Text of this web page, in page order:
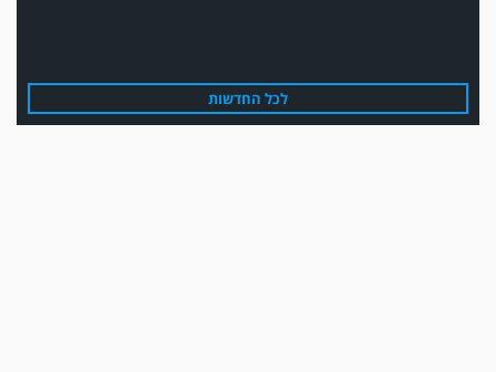
משחק אימון: הפועל אזור והפועל מרמורק סיימו בתוצאה 0-0 .
לכל החדשות